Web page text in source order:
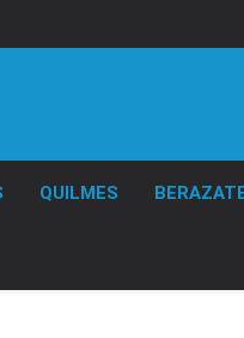
QUILMES